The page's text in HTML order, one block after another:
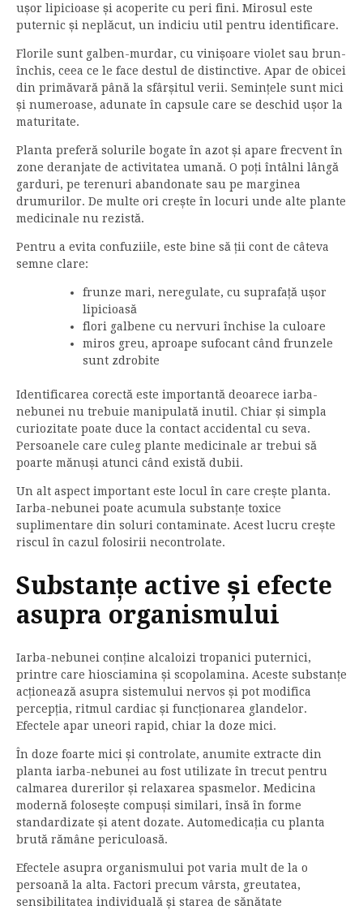
ușor lipicioase și acoperite cu peri fini. Mirosul este
puternic și neplăcut, un indiciu util pentru identificare.
Florile sunt galben-murdar, cu vinișoare violet sau brun-
închis, ceea ce le face destul de distinctive. Apar de obicei
din primăvară până la sfârșitul verii. Semințele sunt mici
și numeroase, adunate în capsule care se deschid ușor la
maturitate.
Planta preferă solurile bogate în azot și apare frecvent în
zone deranjate de activitatea umană. O poți întâlni lângă
garduri, pe terenuri abandonate sau pe marginea
drumurilor. De multe ori crește în locuri unde alte plante
medicinale nu rezistă.
Pentru a evita confuziile, este bine să ții cont de câteva
semne clare:
frunze mari, neregulate, cu suprafață ușor
lipicioasă
flori galbene cu nervuri închise la culoare
miros greu, aproape sufocant când frunzele
sunt zdrobite
Identificarea corectă este importantă deoarece iarba-
nebunei nu trebuie manipulată inutil. Chiar și simpla
curiozitate poate duce la contact accidental cu seva.
Persoanele care culeg plante medicinale ar trebui să
poarte mănuși atunci când există dubii.
Un alt aspect important este locul în care crește planta.
Iarba-nebunei poate acumula substanțe toxice
suplimentare din soluri contaminate. Acest lucru crește
riscul în cazul folosirii necontrolate.
Substanțe active și efecte
asupra organismului
Iarba-nebunei conține alcaloizi tropanici puternici,
printre care hiosciamina și scopolamina. Aceste substanțe
acționează asupra sistemului nervos și pot modifica
percepția, ritmul cardiac și funcționarea glandelor.
Efectele apar uneori rapid, chiar la doze mici.
În doze foarte mici și controlate, anumite extracte din
planta iarba-nebunei au fost utilizate în trecut pentru
calmarea durerilor și relaxarea spasmelor. Medicina
modernă folosește compuși similari, însă în forme
standardizate și atent dozate. Automedicația cu planta
brută rămâne periculoasă.
Efectele asupra organismului pot varia mult de la o
persoană la alta. Factori precum vârsta, greutatea,
sensibilitatea individuală și starea de sănătate